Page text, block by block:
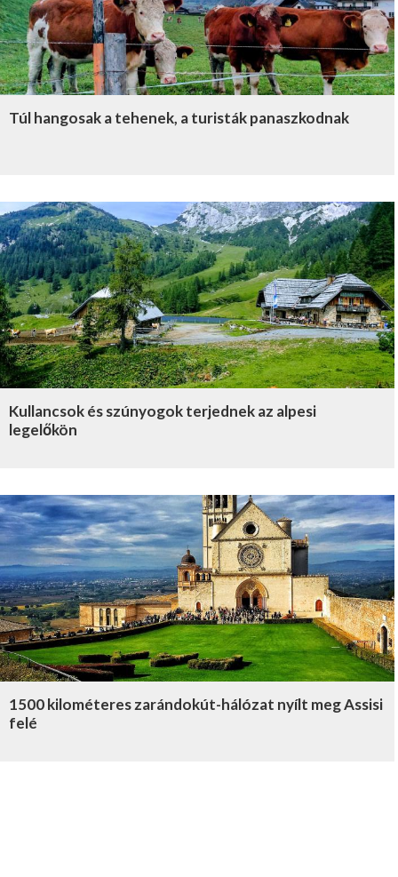
Túl hangosak a tehenek, a turisták panaszkodnak
Kullancsok és szúnyogok terjednek az alpesi
legelőkön
1500 kilométeres zarándokút-hálózat nyílt meg Assisi
felé